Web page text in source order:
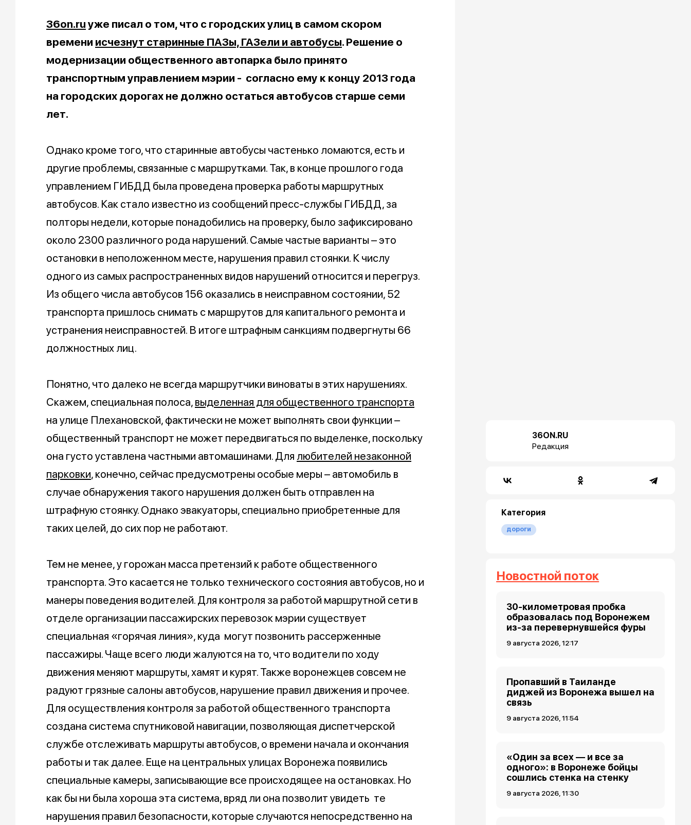
36on.ru уже писал о том, что с городских улиц в самом скором
времени исчезнут старинные ПАЗы, ГАЗели и автобусы. Решение о
модернизации общественного автопарка было принято
транспортным управлением мэрии - согласно ему к концу 2013 года
на городских дорогах не должно остаться автобусов старше семи
лет.
Однако кроме того, что старинные автобусы частенько ломаются, есть и
другие проблемы, связанные с маршрутками. Так, в конце прошлого года
управлением ГИБДД была проведена проверка работы маршрутных
автобусов. Как стало известно из сообщений пресс-службы ГИБДД, за
полторы недели, которые понадобились на проверку, было зафиксировано
около 2300 различного рода нарушений. Самые частые варианты – это
остановки в неположенном месте, нарушения правил стоянки. К числу
одного из самых распространенных видов нарушений относится и перегруз.
Из общего числа автобусов 156 оказались в неисправном состоянии, 52
транспорта пришлось снимать с маршрутов для капитального ремонта и
устранения неисправностей. В итоге штрафным санкциям подвергнуты 66
должностных лиц.
Понятно, что далеко не всегда маршрутчики виноваты в этих нарушениях.
Скажем, специальная полоса, выделенная для общественного транспорта
на улице Плехановской, фактически не может выполнять свои функции –
общественный транспорт не может передвигаться по выделенке, поскольку
она густо уставлена частными автомашинами. Для любителей незаконной
парковки, конечно, сейчас предусмотрены особые меры – автомобиль в
случае обнаружения такого нарушения должен быть отправлен на
штрафную стоянку. Однако эвакуаторы, специально приобретенные для
таких целей, до сих пор не работают.
Тем не менее, у горожан масса претензий к работе общественного
транспорта. Это касается не только технического состояния автобусов, но и
манеры поведения водителей. Для контроля за работой маршрутной сети в
отделе организации пассажирских перевозок мэрии существует
специальная «горячая линия», куда могут позвонить рассерженные
пассажиры. Чаще всего люди жалуются на то, что водители по ходу
движения меняют маршруты, хамят и курят. Также воронежцев совсем не
радуют грязные салоны автобусов, нарушение правил движения и прочее.
Для осуществления контроля за работой общественного транспорта
создана система спутниковой навигации, позволяющая диспетчерской
службе отслеживать маршруты автобусов, о времени начала и окончания
работы и так далее. Еще на центральных улицах Воронежа появились
специальные камеры, записывающие все происходящее на остановках. Но
как бы ни была хороша эта система, вряд ли она позволит увидеть те
нарушения правил безопасности, которые случаются непосредственно на
36ON.RU
Редакция
Категория
дороги
Новостной поток
30-километровая пробка
образовалась под Воронежем
из-за перевернувшейся фуры
9 августа 2026, 12:17
Пропавший в Таиланде
диджей из Воронежа вышел на
связь
9 августа 2026, 11:54
«Один за всех — и все за
одного»: в Воронеже бойцы
сошлись стенка на стенку
9 августа 2026, 11:30